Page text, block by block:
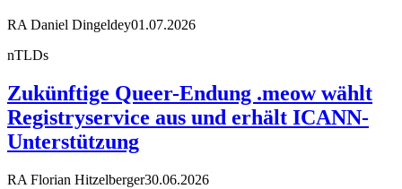
RA Daniel Dingeldey01.07.2026
nTLDs
Zukünftige Queer-Endung .meow wählt
Registryservice aus und erhält ICANN-
Unterstützung
RA Florian Hitzelberger30.06.2026